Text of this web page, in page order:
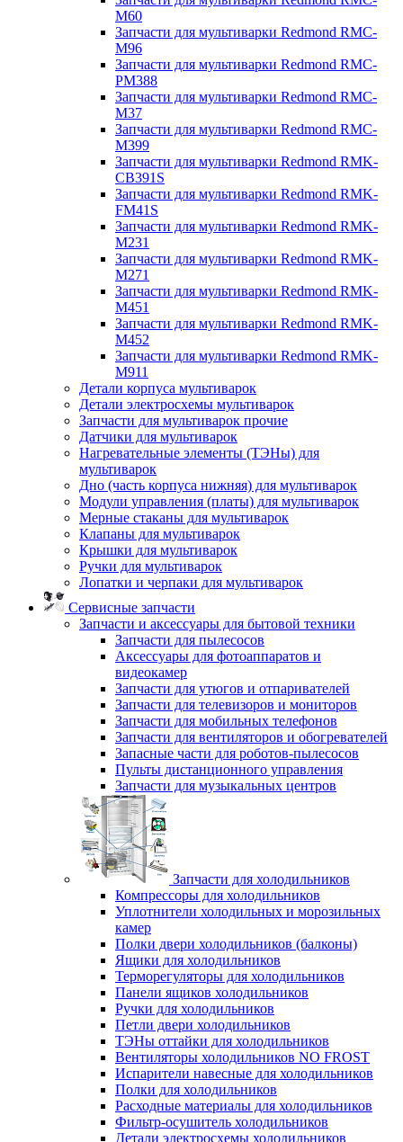
M60
Запчасти для мультиварки Redmond RMC-
M96
Запчасти для мультиварки Redmond RMC-
PM388
Запчасти для мультиварки Redmond RMC-
M37
Запчасти для мультиварки Redmond RMC-
M399
Запчасти для мультиварки Redmond RMK-
CB391S
Запчасти для мультиварки Redmond RMK-
FM41S
Запчасти для мультиварки Redmond RMK-
M231
Запчасти для мультиварки Redmond RMK-
M271
Запчасти для мультиварки Redmond RMK-
M451
Запчасти для мультиварки Redmond RMK-
M452
Запчасти для мультиварки Redmond RMK-
M911
Детали корпуса мультиварок
Детали электросхемы мультиварок
Запчасти для мультиварок прочие
Датчики для мультиварок
Нагревательные элементы (ТЭНы) для
мультиварок
Дно (часть корпуса нижняя) для мультиварок
Модули управления (платы) для мультиварок
Мерные стаканы для мультиварок
Клапаны для мультиварок
Крышки для мультиварок
Ручки для мультиварок
Лопатки и черпаки для мультиварок
Сервисные запчасти
Запчасти и аксессуары для бытовой техники
Запчасти для пылесосов
Аксессуары для фотоаппаратов и
видеокамер
Запчасти для утюгов и отпаривателей
Запчасти для телевизоров и мониторов
Запчасти для мобильных телефонов
Запчасти для вентиляторов и обогревателей
Запасные части для роботов-пылесосов
Пульты дистанционного управления
Запчасти для музыкальных центров
Запчасти для холодильников
Компрессоры для холодильников
Уплотнители холодильных и морозильных
камер
Полки двери холодильников (балконы)
Ящики для холодильников
Терморегуляторы для холодильников
Панели ящиков холодильников
Ручки для холодильников
Петли двери холодильников
ТЭНы оттайки для холодильников
Вентиляторы холодильников NO FROST
Испарители навесные для холодильников
Полки для холодильников
Расходные материалы для холодильников
Фильтр-осушитель холодильников
Детали электросхемы холодильников